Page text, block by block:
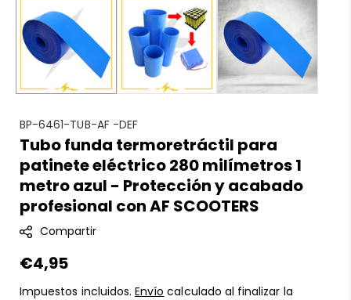
S
K
U
:
BP-6461-TUB-AF -DEF
Tubo funda termoretráctil para
patinete eléctrico 280 milímetros 1
metro azul - Protección y acabado
profesional con AF SCOOTERS
Compartir
Precio
regular
€4,95
Impuestos incluidos.Envío calculado al finalizar la